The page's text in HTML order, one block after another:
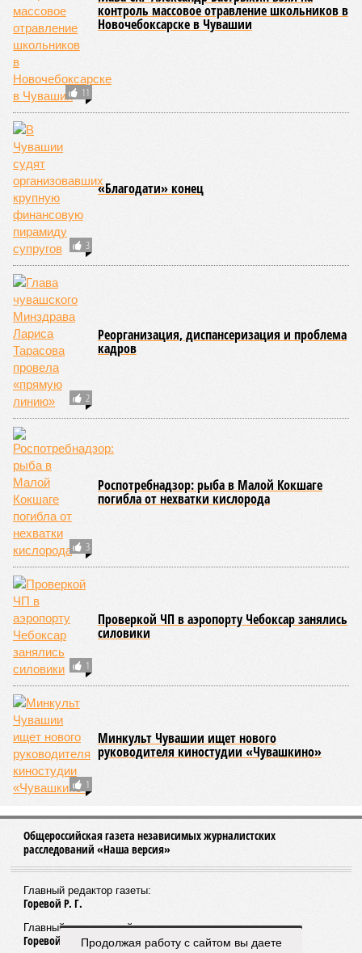
возникновения массовых инфекционных заболеваний
среди детей, находившихся в оздоровительных
учреждениях.
Помимо этого, специалистами проводился лабораторный
контроль качества воды и готовой продукции: из всех
отобранных проб воды в двух случаях (что составило
1,9%) были зафиксированы отклонения по
микробиологическим показателям; также одно готовое
блюдо не соответствовало установленным нормам по
показателю калорийности.
Все лагеря перед началом работы смен прошли
обязательную обработку территорий против клещей,
грызунов и насекомых. Питание в учреждениях
обеспечивают 21 оператор, причём в отношении каждого из
них организован постоянный лабораторный мониторинг.
В ходе заседания был также вынесен на обсуждение ряд
предложений, направленных на обеспечение санитарно-
эпидемиологического благополучия детей в летних лагерях
и на повышение действенности самой системы
оздоровления. В качестве основного приоритета было
выделено обеспечение оздоровительных учреждений
качественными пищевыми продуктами, а детей –
полноценным и сбалансированным питанием. Все лагеря в
обязательном порядке должны располагать санитарно-
эпидемиологическим заключением (СЭЗ), которое
подтверждает соответствие учреждения требованиям
действующего санитарного законодательства. Отсутствие
действующего СЭЗ является основанием для запрета на
функционирование оздоровительной организации. Кроме
того, участники заседания обратили внимание на
необходимость постоянного контроля за поставщиками
продуктов и организаторами питания, за своевременным
исполнением ранее выданных предписаний по устранению
нарушений, а также за соблюдением сроков прохождения
медицинских осмотров и гигиенического обучения
персоналом.
Отредактировано:28.07.2026 16:10
ограничение на
продажу бензина в
канистры
КОММЕНТАРИИ 0
ПОСЛЕДНИЕ НОВОСТИ
05/08
В Чебоксарах снесут 46 строений рядом с
проблемной «Кувшинкой»
04/08
Житель Екатеринбурга по указанию мошенников
ограбил квартиру в Чебоксарах
03/08
В регионе сформируют запас топлива
Продолжая работу с сайтом вы даете